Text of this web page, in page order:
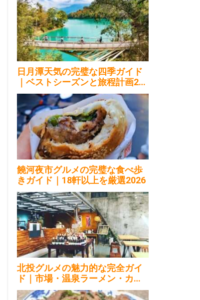
日月潭天気の完璧な四季ガイド
｜ベストシーズンと旅程計画202
6
饒河夜市グルメの完璧な食べ歩
きガイド｜18軒以上を厳選2026
北投グルメの魅力的な完全ガイ
ド｜市場・温泉ラーメン・カフ
ェ2026